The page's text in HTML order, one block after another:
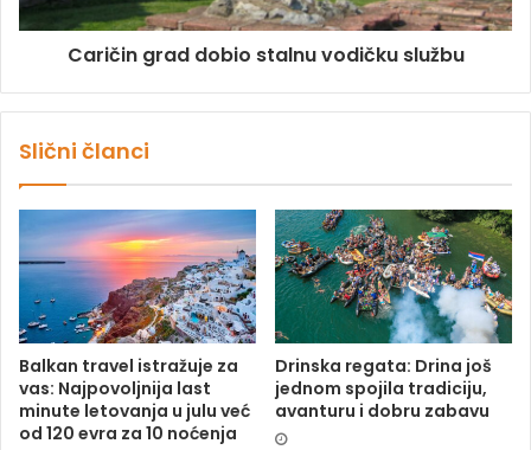
Caričin grad dobio stalnu vodičku službu
Slični članci
Balkan travel istražuje za
vas: Najpovoljnija last
minute letovanja u julu već
od 120 evra za 10 noćenja
Drinska regata: Drina još
jednom spojila tradiciju,
avanturu i dobru zabavu